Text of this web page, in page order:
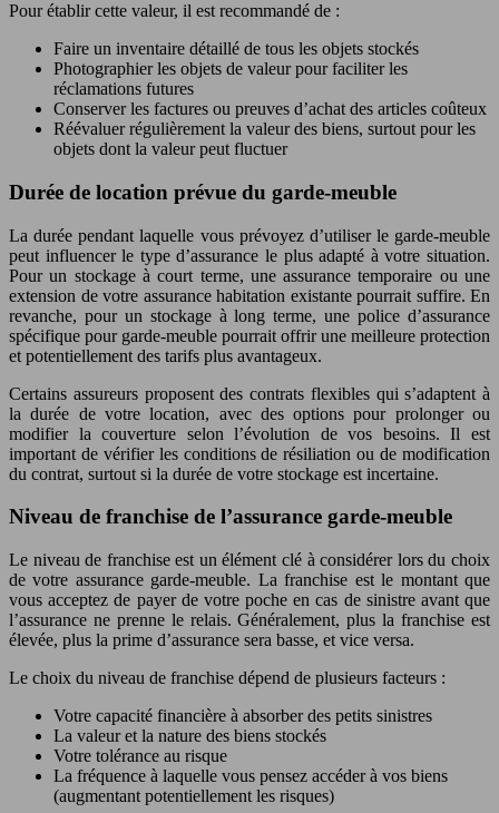
Pour établir cette valeur, il est recommandé de :
Faire un inventaire détaillé de tous les objets stockés
Photographier les objets de valeur pour faciliter les
réclamations futures
Conserver les factures ou preuves d’achat des articles coûteux
Réévaluer régulièrement la valeur des biens, surtout pour les
objets dont la valeur peut fluctuer
Durée de location prévue du garde-meuble
La durée pendant laquelle vous prévoyez d’utiliser le garde-meuble
peut influencer le type d’assurance le plus adapté à votre situation.
Pour un stockage à court terme, une assurance temporaire ou une
extension de votre assurance habitation existante pourrait suffire. En
revanche, pour un stockage à long terme, une police d’assurance
spécifique pour garde-meuble pourrait offrir une meilleure protection
et potentiellement des tarifs plus avantageux.
Certains assureurs proposent des contrats flexibles qui s’adaptent à
la durée de votre location, avec des options pour prolonger ou
modifier la couverture selon l’évolution de vos besoins. Il est
important de vérifier les conditions de résiliation ou de modification
du contrat, surtout si la durée de votre stockage est incertaine.
Niveau de franchise de l’assurance garde-meuble
Le niveau de franchise est un élément clé à considérer lors du choix
de votre assurance garde-meuble. La franchise est le montant que
vous acceptez de payer de votre poche en cas de sinistre avant que
l’assurance ne prenne le relais. Généralement, plus la franchise est
élevée, plus la prime d’assurance sera basse, et vice versa.
Le choix du niveau de franchise dépend de plusieurs facteurs :
Votre capacité financière à absorber des petits sinistres
La valeur et la nature des biens stockés
Votre tolérance au risque
La fréquence à laquelle vous pensez accéder à vos biens
(augmentant potentiellement les risques)